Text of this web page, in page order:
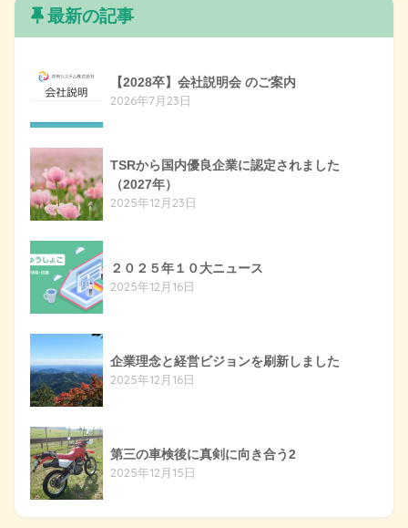
最新の記事
【2028卒】会社説明会 のご案内
2026年7月23日
TSRから国内優良企業に認定されました
（2027年）
2025年12月23日
２０２５年１０大ニュース
2025年12月16日
企業理念と経営ビジョンを刷新しました
2025年12月16日
第三の車検後に真剣に向き合う2
2025年12月15日